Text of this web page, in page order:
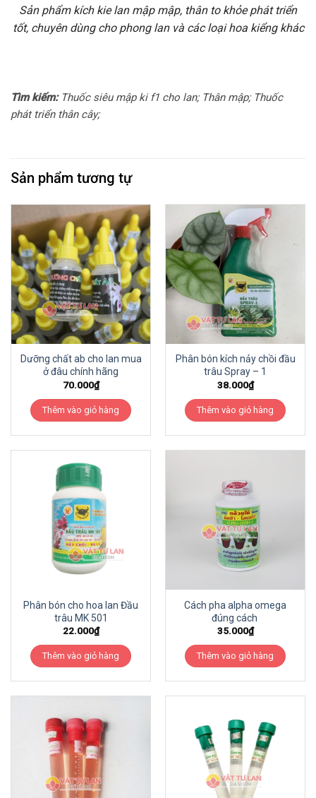
Sản phẩm kích kie lan mập mập, thân to khỏe phát triển
tốt, chuyên dùng cho phong lan và các loại hoa kiểng khác
Tìm kiếm:Thuốc siêu mập ki f1 cho lan; Thân mập; Thuốc
phát triển thân cây;
Sản phẩm tương tự
Dưỡng chất ab cho lan mua
ở đâu chính hãng
70.000₫
Thêm vào giỏ hàng
Phân bón kích nảy chồi đầu
trâu Spray – 1
38.000₫
Thêm vào giỏ hàng
Phân bón cho hoa lan Đầu
trâu MK 501
22.000₫
Thêm vào giỏ hàng
Cách pha alpha omega
đúng cách
35.000₫
Thêm vào giỏ hàng